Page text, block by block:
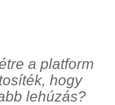
a platform
hogy
lehúzás?